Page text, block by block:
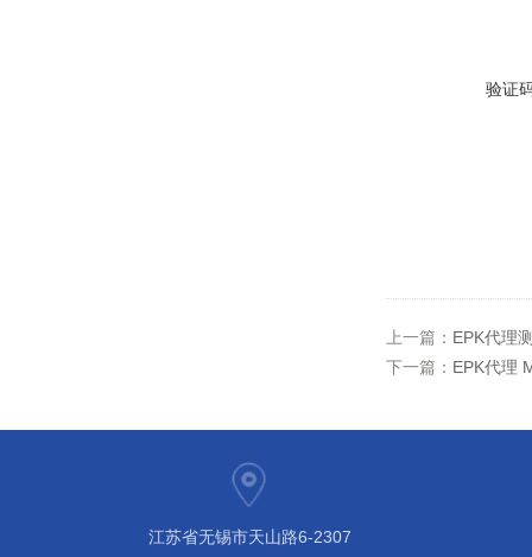
验证
上一篇： EPK代理
下一篇： EPK代理
江苏省无锡市天山路6-2307